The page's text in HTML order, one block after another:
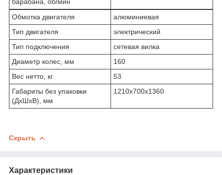
Обмотка двигателя
алюминиевая
Тип двигателя
электрический
Тип подключения
сетевая вилка
Диаметр колес, мм
160
Вес нетто, кг
53
Габариты без упаковки
(ДхШхВ), мм
1210x700x1360
Скрыть
Характеристики